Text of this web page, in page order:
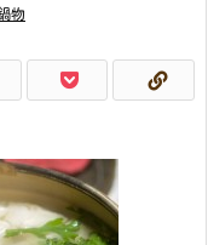
物